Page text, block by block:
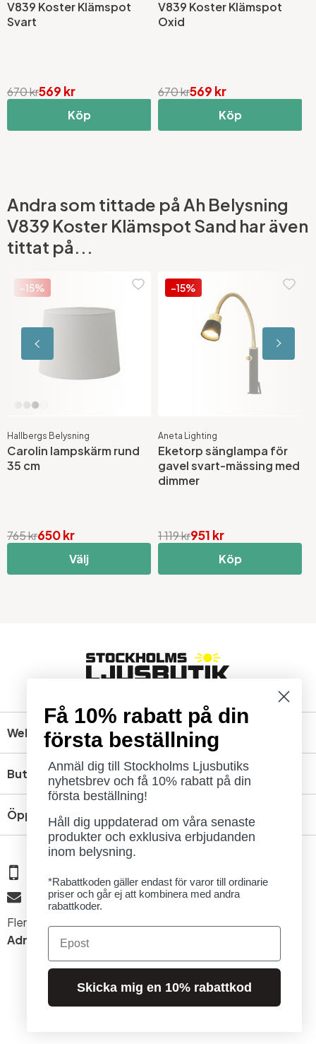
V839 Koster Klämspot
Svart
569 kr
670 kr
Köp
V839 Koster Klämspot
Oxid
569 kr
670 kr
Köp
Andra som tittade på Ah Belysning
V839 Koster Klämspot Sand har även
tittat på...
-15%
Hallbergs Belysning
Carolin lampskärm rund
35 cm
650 kr
765 kr
Välj
-15%
Aneta Lighting
Eketorp sänglampa för
gavel svart-mässing med
dimmer
951 kr
1 119 kr
Köp
Webbshop
Butik
Öppettider
info@ljusbutik.se
Fler kontaktuppgifter »
Adress:
Kungsholmsgatan 6, 112 27 Stockholm
Få 10% rabatt på din
första beställning
Anmäl dig till Stockholms Ljusbutiks
nyhetsbrev och få 10% rabatt på din
första beställning!
Håll dig uppdaterad om våra senaste
produkter och exklusiva erbjudanden
inom belysning.
*Rabattkoden gäller endast för varor till ordinarie
priser och går ej att kombinera med andra
rabattkoder.
Email
Skicka mig en 10% rabattkod